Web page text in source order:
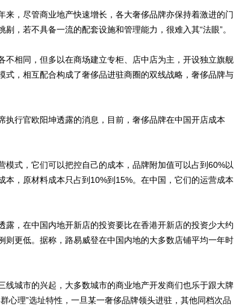
，尽管商业地产快速增长，各大奢侈品牌亦保持着激进的门
，若不具备一流的配套设施和管理能力，很难入其“法眼”。
相同，但多以在商场建立专柜、店中店为主，开设独立旗舰
式，相互配合构成了奢侈品进驻商圈的双线战略，奢侈品牌与
行官欧阳坤透露的消息，目前，奢侈品牌在中国开店成本
式，它们可以把控自己的成本，品牌附加值可以占到60%以
本，原材料成本只占到10%到15%。在中国，它们的运营成本
，在中国内地开新店的投资要比在香港开新店的投资少大约
则更低。据称，路易威登在中国内地的大多数店铺平均一年时
城市的兴起，大多数城市的商业地产开发商们也乐于跟大牌
心理”选址特性，一旦某一奢侈品牌领头进驻，其他同档次品